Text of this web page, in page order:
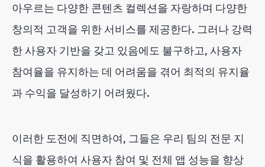
아우르는 다양한 콘텐츠 컬렉션을 자랑하며 다양한
창의적 고객을 위한 서비스를 제공한다. 그러나 강력
한 사용자 기반을 갖고 있음에도 불구하고, 사용자
참여율을 유지하는 데 어려움을 겪어 최적의 유지율
과 수익을 달성하기 어려웠다.
이러한 도전에 직면하여, 그들은 우리 팀의 전문 지
식을 활용하여 사용자 참여 및 전체 앱 성능을 향상